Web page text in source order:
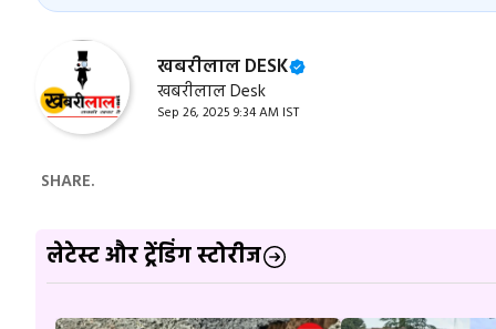
खबरीलाल DESK
खबरीलाल Desk
Sep 26, 2025 9:34 AM IST
SHARE.
लेटेस्ट और ट्रेंडिंग स्टोरीज